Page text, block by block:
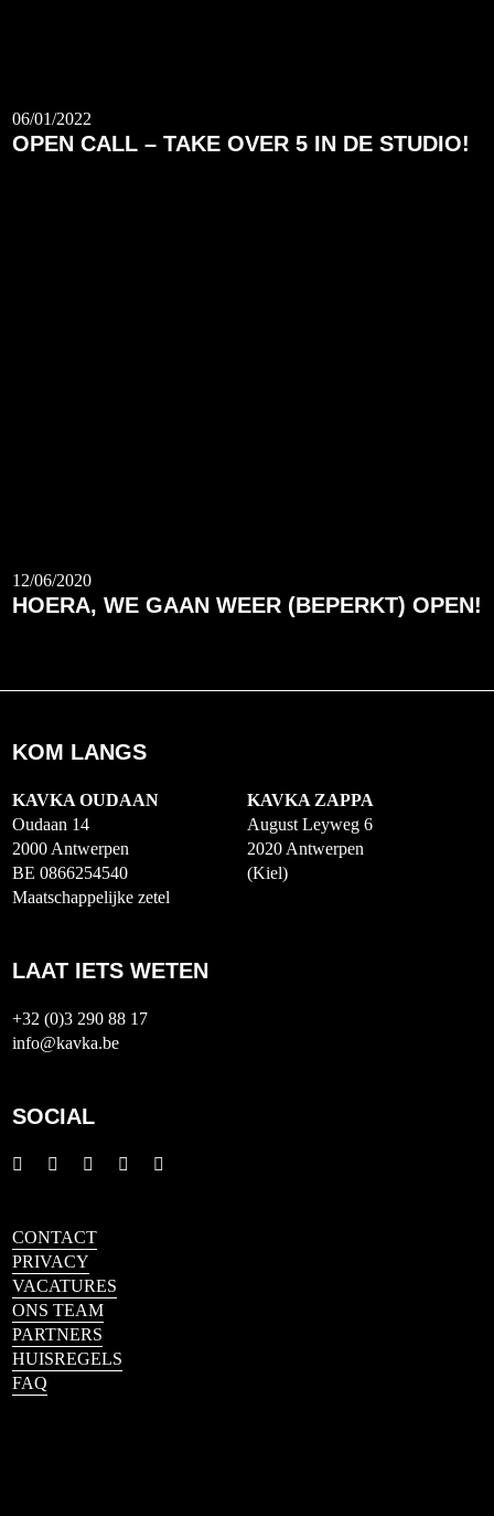
06/01/2022
OPEN CALL – TAKE OVER 5 IN DE STUDIO!
12/06/2020
HOERA, WE GAAN WEER (BEPERKT) OPEN!
KOM LANGS
KAVKA OUDAAN
Oudaan 14
2000 Antwerpen
BE 0866254540
Maatschappelijke zetel
KAVKA ZAPPA
August Leyweg 6
2020 Antwerpen
(Kiel)
LAAT IETS WETEN
+32 (0)3 290 88 17
info@kavka.be
SOCIAL
CONTACT
PRIVACY
VACATURES
ONS TEAM
PARTNERS
HUISREGELS
FAQ